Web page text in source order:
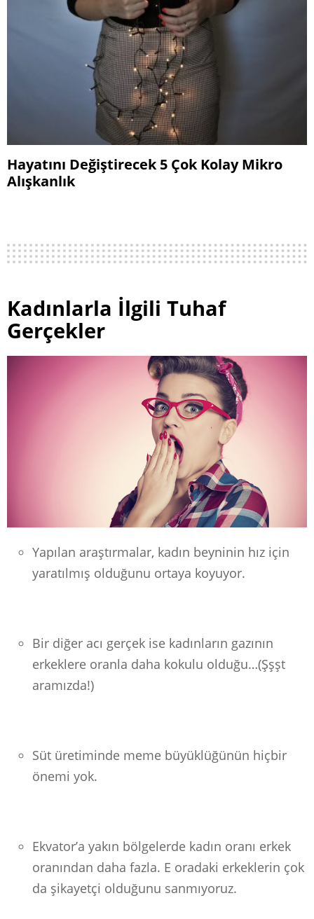
Hayatını Değiştirecek 5 Çok Kolay Mikro
Alışkanlık
Kadınlarla İlgili Tuhaf
Gerçekler
Yapılan araştırmalar, kadın beyninin hız için
yaratılmış olduğunu ortaya koyuyor.
Bir diğer acı gerçek ise kadınların gazının
erkeklere oranla daha kokulu olduğu…(Şşşt
aramızda!)
Süt üretiminde meme büyüklüğünün hiçbir
önemi yok.
Ekvator’a yakın bölgelerde kadın oranı erkek
oranından daha fazla. E oradaki erkeklerin çok
da şikayetçi olduğunu sanmıyoruz.